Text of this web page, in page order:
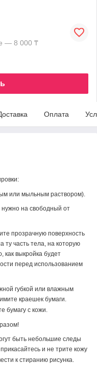
— 8 000 ₸
Оплата
или мыльным раствором).
на свободный от
прозрачную поверхность
ту часть тела, на которую
как выкройка будет
перед использованием
губкой или влажным
краешек бумаги.
бумагу с кожи.
быть небольшие следы
и не трите кожу
к стиранию рисунка.